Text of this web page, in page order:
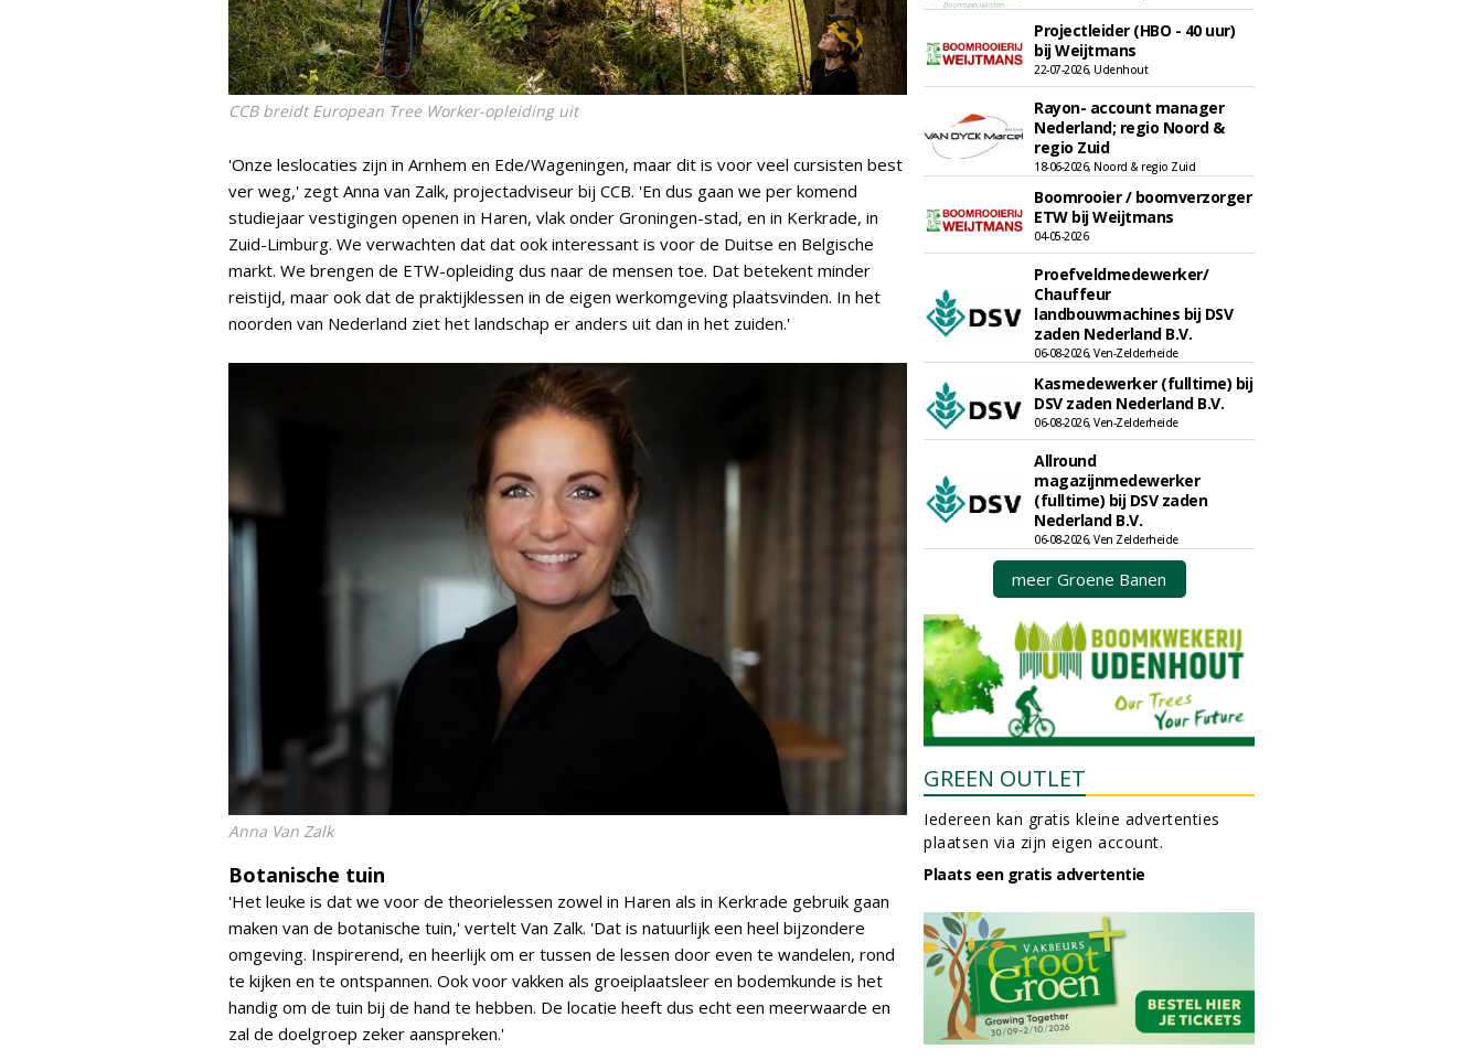
CCB breidt European Tree Worker-opleiding uit
'Onze leslocaties zijn in Arnhem en Ede/Wageningen, maar dit is voor veel cursisten best
ver weg,' zegt Anna van Zalk, projectadviseur bij CCB. 'En dus gaan we per komend
studiejaar vestigingen openen in Haren, vlak onder Groningen-stad, en in Kerkrade, in
Zuid-Limburg. We verwachten dat dat ook interessant is voor de Duitse en Belgische
markt. We brengen de ETW-opleiding dus naar de mensen toe. Dat betekent minder
reistijd, maar ook dat de praktijklessen in de eigen werkomgeving plaatsvinden. In het
noorden van Nederland ziet het landschap er anders uit dan in het zuiden.'
Anna Van Zalk
Botanische tuin
'Het leuke is dat we voor de theorielessen zowel in Haren als in Kerkrade gebruik gaan
maken van de botanische tuin,' vertelt Van Zalk. 'Dat is natuurlijk een heel bijzondere
omgeving. Inspirerend, en heerlijk om er tussen de lessen door even te wandelen, rond
te kijken en te ontspannen. Ook voor vakken als groeiplaatsleer en bodemkunde is het
handig om de tuin bij de hand te hebben. De locatie heeft dus echt een meerwaarde en
zal de doelgroep zeker aanspreken.'
Projectleider (HBO - 40 uur)
bij Weijtmans
22-07-2026, Udenhout
Rayon- account manager
Nederland; regio Noord &
regio Zuid
18-06-2026, Noord & regio Zuid
Boomrooier / boomverzorger
ETW bij Weijtmans
04-05-2026
Proefveldmedewerker/
Chauffeur
landbouwmachines bij DSV
zaden Nederland B.V.
06-08-2026, Ven-Zelderheide
Kasmedewerker (fulltime) bij
DSV zaden Nederland B.V.
06-08-2026, Ven-Zelderheide
Allround
magazijnmedewerker
(fulltime) bij DSV zaden
Nederland B.V.
06-08-2026, Ven Zelderheide
meer Groene Banen
GREEN OUTLET
Iedereen kan gratis kleine advertenties
plaatsen via zijn eigen account.
Plaats een gratis advertentie